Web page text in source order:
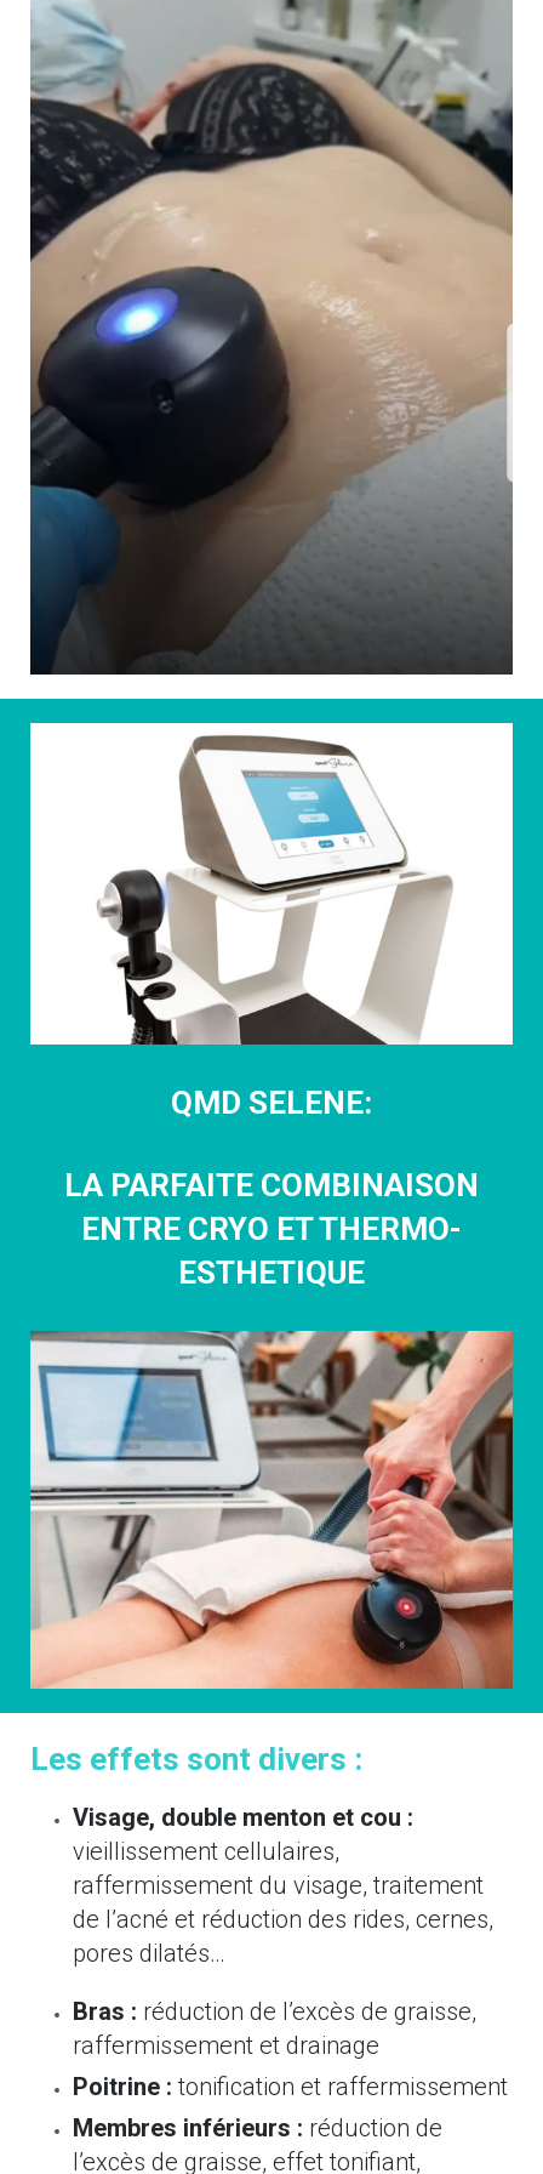
QMD SELENE:
LA PARFAITE COMBINAISON
ENTRE CRYO ET THERMO-
ESTHETIQUE
Les effets sont divers :
Visage, double menton et cou :
vieillissement cellulaires,
raffermissement du visage, traitement
de l’acné et réduction des rides, cernes,
pores dilatés…
Bras : réduction de l’excès de graisse,
raffermissement et drainage
Poitrine :tonification et raffermissement
Membres inférieurs : réduction de
l’excès de graisse, effet tonifiant,